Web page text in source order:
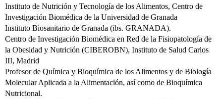
Instituto de Nutrición y Tecnología de los Alimentos, Centro de
Investigación Biomédica de la Universidad de Granada
Instituto Biosanitario de Granada (ibs. GRANADA).
Centro de Investigación Biomédica en Red de la Fisiopatología de
la Obesidad y Nutrición (CIBEROBN), Instituto de Salud Carlos
III, Madrid
Profesor de Química y Bioquímica de los Alimentos y de Biología
Molecular Aplicada a la Alimentación, así como de Bioquímica
Nutricional.